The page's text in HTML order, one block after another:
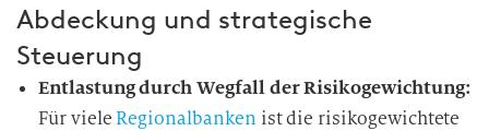
Abdeckung und strategische
Steuerung
Entlastung durch Wegfall der Risikogewichtung:
Für vieleRegionalbanken ist die risikogewichtete